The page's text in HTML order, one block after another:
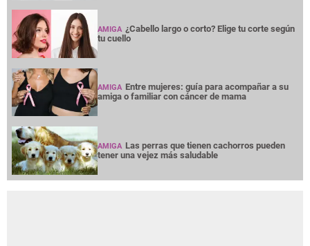
AMIGA ¿Cabello largo o corto? Elige tu corte según
tu cuello
AMIGA Entre mujeres: guía para acompañar a su
amiga o familiar con cáncer de mama
AMIGA Las perras que tienen cachorros pueden
tener una vejez más saludable